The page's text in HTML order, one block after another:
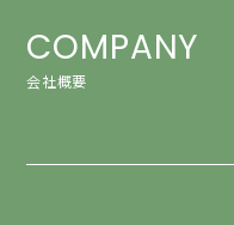
COMPANY
会社概要